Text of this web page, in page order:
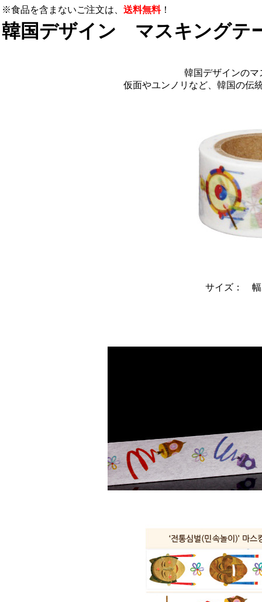
※食品を含まないご注文は、 送料無料！
韓国デザイン マスキングテ
韓国デザインの
仮面やユンノリなど、韓国の伝
サイズ：